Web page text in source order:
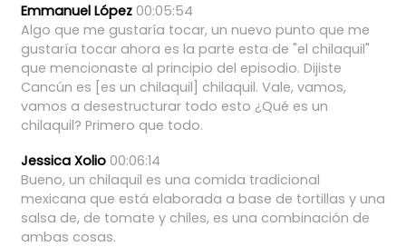
Emmanuel López 00:05:54
Algo que me gustaría tocar, un nuevo punto que me
gustaría tocar ahora es la parte esta de "el chilaquil"
que mencionaste al principio del episodio. Dijiste
Cancún es [es un chilaquil] chilaquil. Vale, vamos,
vamos a desestructurar todo esto ¿Qué es un
chilaquil? Primero que todo.
Jessica Xolio 00:06:14
Bueno, un chilaquil es una comida tradicional
mexicana que está elaborada a base de tortillas y una
salsa de, de tomate y chiles, es una combinación de
ambas cosas.